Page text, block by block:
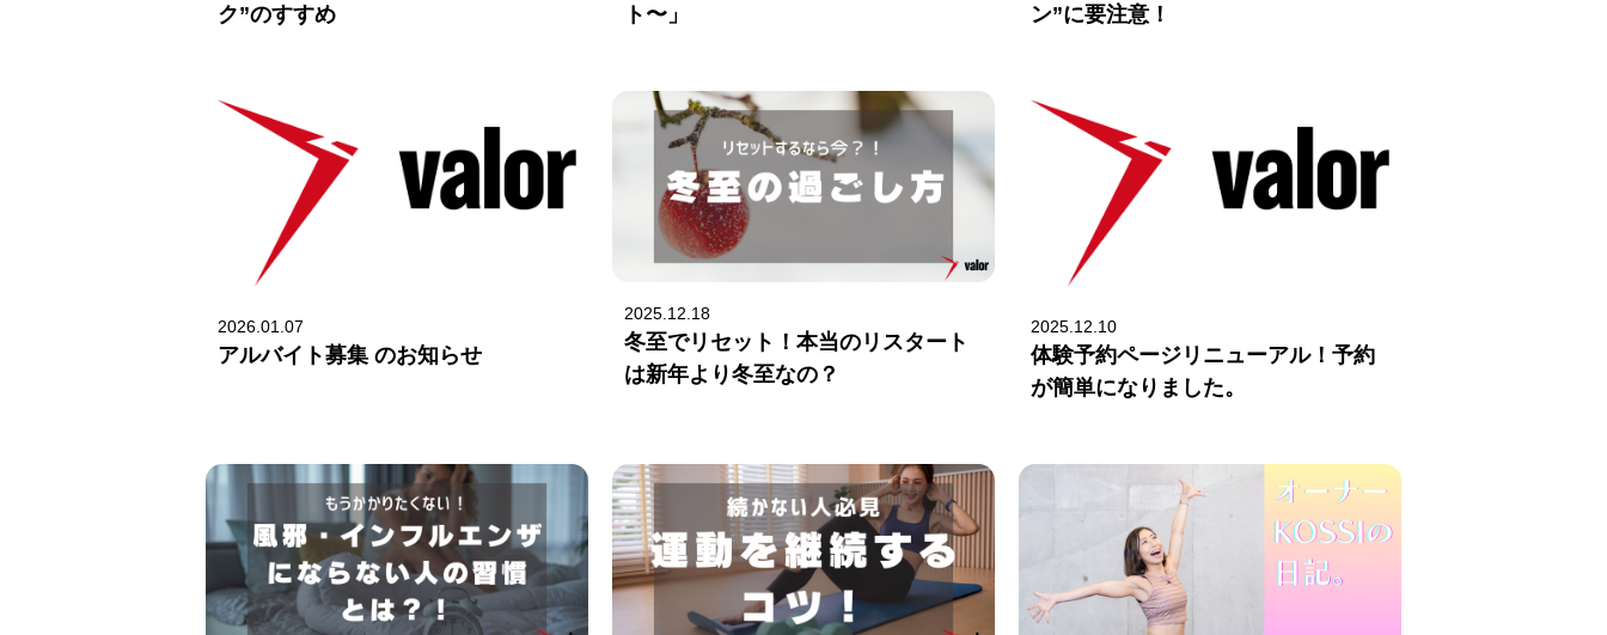
ク”のすすめ
ト〜」
ン”に要注意！
2026.01.07
アルバイト募集 のお知らせ
2025.12.18
冬至でリセット！本当のリスタート
は新年より冬至なの？
2025.12.10
体験予約ページリニューアル！予約
が簡単になりました。